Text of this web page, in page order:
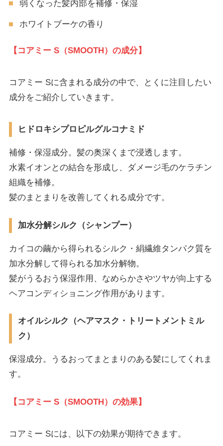
弱くなった髪内部を補修・保湿
ホワイトブーケの香り
【コアミー S（SMOOTH）の成分】
コアミー Sに含まれる成分の中で、とくに注目したい
成分をご紹介していきます。
ヒドロキシプロピルグルコナミド
補修・保湿成分。髪の奥深くまで浸透します。
水素イオンとの結合を形成し、ダメージ毛のケラチン
組織を補修。
髪のまとまりを改善してくれる成分です。
加水分解シルク（シャンプー）
カイコの繭から得られるシルク・絹繊維タンパク質を
加水分解して得られる加水分解物。
髪がうるおう保湿作用、なめらかさやツヤが向上する
ヘアコンディショニング作用があります。
オイルシルク（ヘアマスク・トリートメントミル
ク）
保湿成分。うるおってまとまりのある髪にしてくれま
す。
【コアミー S（SMOOTH）の効果】
コアミー Sには、以下の効果が期待できます。